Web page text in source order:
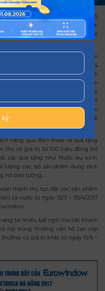
từ ngày 19/4 đến ngày 31/5
cả các dòng sản phẩm khi khách
công trình nhà riêng từ Quảng Trị
tổ chức nhiều chương trình tri ân
15 năm thành lập. Theo đó, sẽ có 4
đến 10/8/2017. Với chương trình
khách hàng năm 2017”, khi khách
giá của khách hàng” sẽ có cơ hội
trúng thưởng bộ bàn ăn trị giá 15
lau kính Karcher trị giá 2.5 triệu
ngàn đồng. Tổng số lượng giải
hàng qua điện thoại và quà tặng
thu có giá trị từ 100 triệu đồng trở
các quà tặng như: Nước lau kính,
lượng cao, bộ sản phẩm dung dịch
hồ treo tường...
thành thủ tục đặt cọc sản phẩm
cả nước từ ngày 15/3 – 30/4/2017
lại nhiều bất ngờ cho các khách
hội trúng thưởng căn hộ cao cấp
có giá trị khác từ ngày 15/6 –
ký